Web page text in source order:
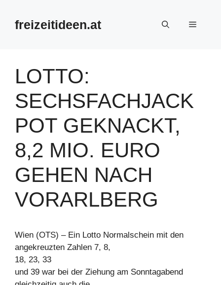
Inhalt
springenfreizeitideen.at Menü
LOTTO:
SECHSFACHJACK
POT GEKNACKT,
8,2 MIO. EURO
GEHEN NACH
VORARLBERG
Wien (OTS) – Ein Lotto Normalschein mit den
angekreuzten Zahlen 7, 8,
18, 23, 33
und 39 war bei der Ziehung am Sonntagabend